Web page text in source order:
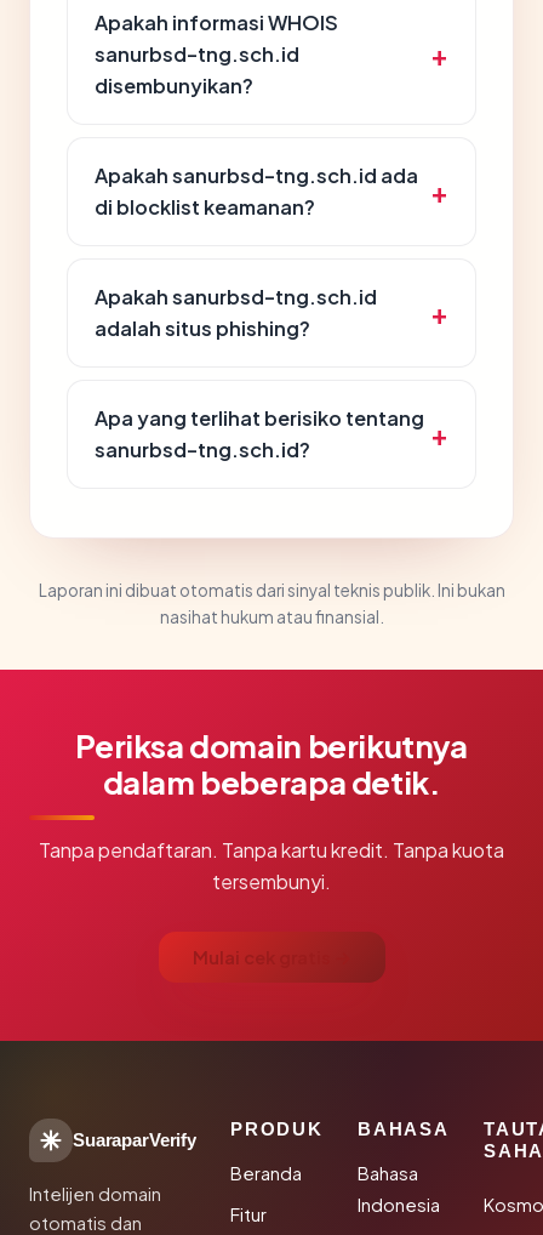
Apakah informasi WHOIS
sanurbsd-tng.sch.id
disembunyikan?
Apakah sanurbsd-tng.sch.id ada
di blocklist keamanan?
Apakah sanurbsd-tng.sch.id
adalah situs phishing?
Apa yang terlihat berisiko tentang
sanurbsd-tng.sch.id?
Laporan ini dibuat otomatis dari sinyal teknis publik. Ini bukan
nasihat hukum atau finansial.
Periksa domain berikutnya
dalam beberapa detik.
Tanpa pendaftaran. Tanpa kartu kredit. Tanpa kuota
tersembunyi.
Mulai cek gratis →
SuaraparVerify
Intelijen domain
otomatis dan
PRODUK
Beranda
Fitur
BAHASA
Bahasa
Indonesia